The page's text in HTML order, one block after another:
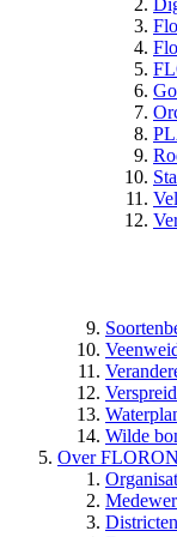
Wilde
Over FLORON
Districten